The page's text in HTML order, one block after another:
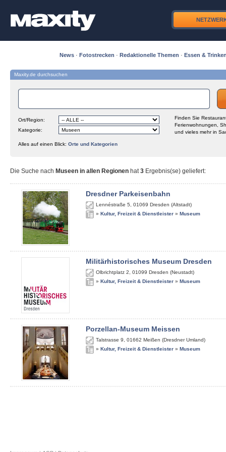
News · Fotostrecken · Redaktionelle Themen · Essen &
Maxity.de durchsuchen
Ort/Region:
Kategorie:
Finden Sie
Ferienwohnungen,
und vieles mehr in
Alles auf einen Blick: Orte und Kategorien
Die Suche nach Museen in allen Regionen hat3 Ergebnis(se) geliefert:
Dresdner Parkeisenbahn
Lennéstraße 5 01069 Dresden (Altstadt)
» Kultur, Freizeit & Dienstleister » Museum
Militärhistorisches Museum Dresden
Olbrichtplatz 2 01099 Dresden (Neustadt)
» Kultur, Freizeit & Dienstleister » Museum
Porzellan-Museum Meissen
Talstrasse 9 01662 Meißen (Dresdner Umland)
» Kultur, Freizeit & Dienstleister » Museum